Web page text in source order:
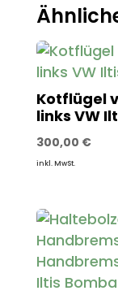
Kotflügel
links VW
300,00 €
inkl. MwSt.